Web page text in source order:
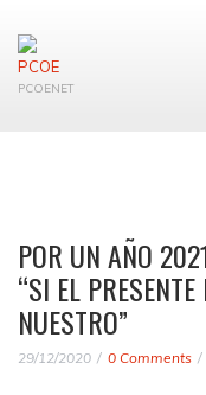
PCOENET
POR UN AÑO
“SI EL
NUESTRO”
29/12/2020 0 Comments